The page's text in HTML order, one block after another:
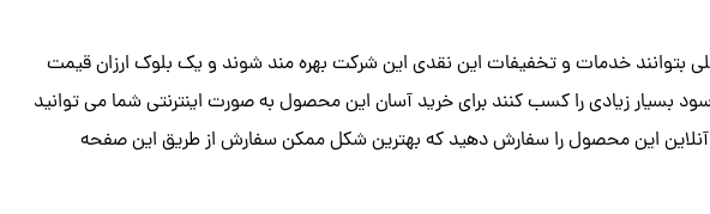
بتوانند خدمات و تخفیفات این نقدی این شرکت بهره مند شوند و یک بلوک ارزان قیمت
سود بسیار زیادی را کسب کنند برای خرید آسان این محصول به صورت اینترنتی شما می توانید
آنلاین این محصول را سفارش دهید که بهترین شکل ممکن سفارش از طریق این صفحه